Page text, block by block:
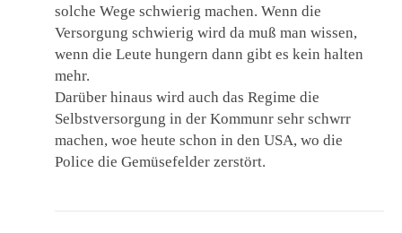
solche Wege schwierig machen. Wenn die
Versorgung schwierig wird da muß man wissen,
wenn die Leute hungern dann gibt es kein halten
mehr.
Darüber hinaus wird auch das Regime die
Selbstversorgung in der Kommunr sehr schwrr
machen, woe heute schon in den USA, wo die
Police die Gemüsefelder zerstört.